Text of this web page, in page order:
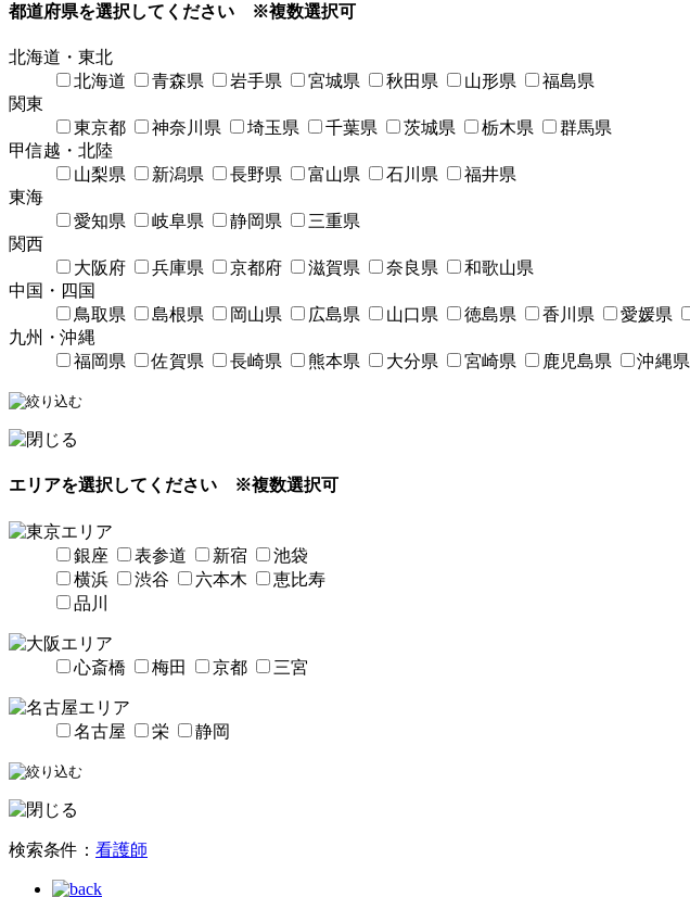
都道府県を選択してください ※複数選択可
北海道・東北
北海道
青森県 岩手県 宮城県 秋田県 山形県
福島県
関東
東京都
神奈川県 埼玉県 千葉県 茨城県 栃木県
群馬県
甲信越・北陸
山梨県
新潟県 長野県 富山県 石川県
福井県
東海
愛知県
岐阜県 静岡県
三重県
関西
大阪府
兵庫県 京都府 滋賀県 奈良県
和歌山県
中国・四国
鳥取県
島根県 岡山県 広島県 山口県 徳島県 香川県 愛媛県
九州・沖縄
福岡県
佐賀県 長崎県 熊本県 大分県 宮崎県 鹿児島県 沖縄県
エリアを選択してください ※複数選択可
銀座 表参道 新宿
池袋
横浜
渋谷 六本木
恵比寿
品川
心斎橋 梅田 京都 三宮
名古屋 栄 静岡
検索条件： 看護師